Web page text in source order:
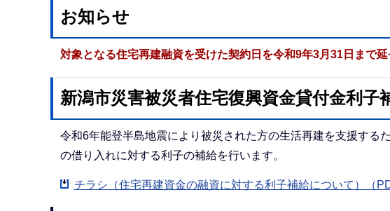
お知らせ
対象となる住宅再建融資を受けた契約日を令和9年3月31日まで延
新潟市災害被災者住宅復興資金貸付金利子
令和6年能登半島地震により被災された方の生活再建を支援する
の借り入れに対する利子の補給を行います。
チラシ（住宅再建資金の融資に対する利子補給について）（